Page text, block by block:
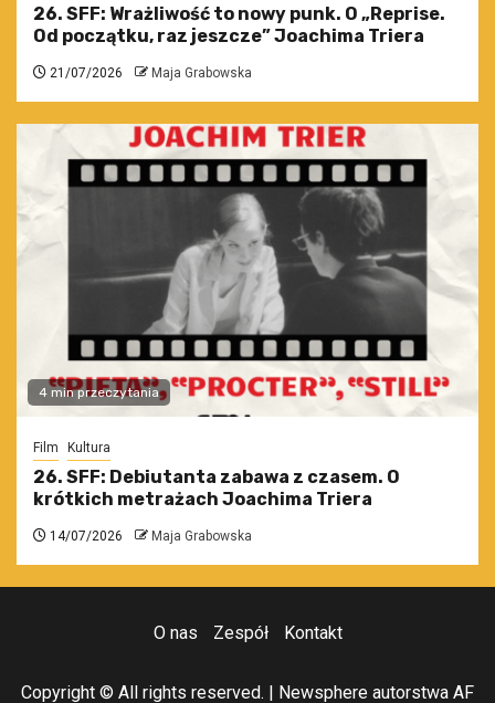
26. SFF: Wrażliwość to nowy punk. O „Reprise.
Od początku, raz jeszcze” Joachima Triera
21/07/2026 Maja Grabowska
4 min przeczytania
Film Kultura
26. SFF: Debiutanta zabawa z czasem. O
krótkich metrażach Joachima Triera
14/07/2026 Maja Grabowska
O nas Zespół Kontakt
Copyright © All rights reserved. Newsphere autorstwa AF